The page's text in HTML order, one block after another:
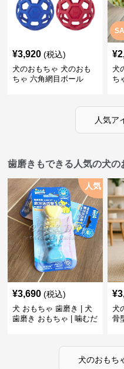
¥3,920 (税込)
犬のおもちゃ 犬のおも
ちゃ 六角網目ボール
¥
犬
ち
人気ア
歯磨きもできる人気の犬の
人気
¥3,690 (税込)
犬 おもちゃ 歯磨き | 犬
歯磨き おもちゃ | 噛むだ
¥
犬
骨
犬のおもち